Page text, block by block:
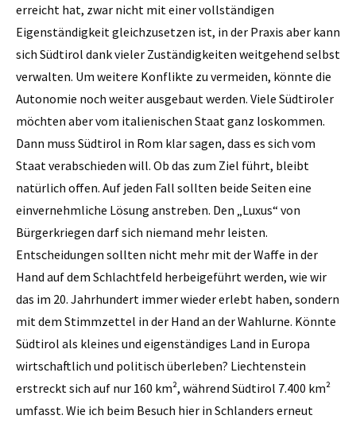
erreicht hat, zwar nicht mit einer vollständigen
Eigenständigkeit gleichzusetzen ist, in der Praxis aber kann
sich Südtirol dank vieler Zuständigkeiten weitgehend selbst
verwalten. Um weitere Konflikte zu vermeiden, könnte die
Autonomie noch weiter ausgebaut werden. Viele Südtiroler
möchten aber vom italienischen Staat ganz loskommen.
Dann muss Südtirol in Rom klar sagen, dass es sich vom
Staat verabschieden will. Ob das zum Ziel führt, bleibt
natürlich offen. Auf jeden Fall sollten beide Seiten eine
einvernehmliche Lösung anstreben. Den „Luxus“ von
Bürgerkriegen darf sich niemand mehr leisten.
Entscheidungen sollten nicht mehr mit der Waffe in der
Hand auf dem Schlachtfeld herbeigeführt werden, wie wir
das im 20. Jahrhundert immer wieder erlebt haben, sondern
mit dem Stimmzettel in der Hand an der Wahlurne. Könnte
Südtirol als kleines und eigenständiges Land in Europa
wirtschaftlich und politisch überleben? Liechtenstein
erstreckt sich auf nur 160 km², während Südtirol 7.400 km²
umfasst. Wie ich beim Besuch hier in Schlanders erneut